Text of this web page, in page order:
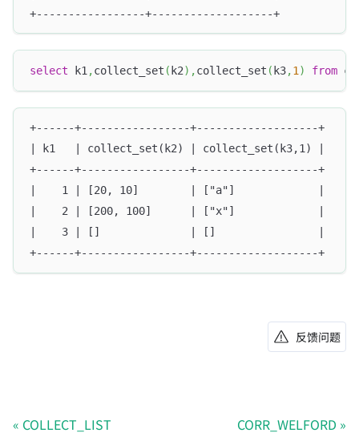
+-----------------+-------------------+
select k1 ,collect_set ( k2) ,collect_set ( k3,1 ) from
+------+-----------------+-------------------+
| k1   | collect_set(k2) | collect_set(k3,1) |
+------+-----------------+-------------------+
|    1 | [20, 10]        | ["a"]             |
|    2 | [200, 100]      | ["x"]             |
|    3 | []              | []                |
+------+-----------------+-------------------+
反馈问题
COLLECT_LIST CORR_WELFORD